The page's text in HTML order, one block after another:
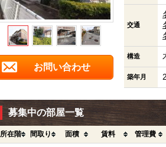
お問い合わせ
交通
構造
築年月
募集中の部屋一覧
所在階 間取り 面積 賃料 管理費